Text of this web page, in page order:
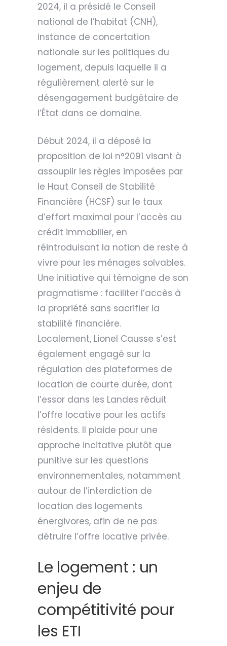
2024, il a présidé le Conseil
national de l’habitat (CNH),
instance de concertation
nationale sur les politiques du
logement, depuis laquelle il a
régulièrement alerté sur le
désengagement budgétaire de
l’État dans ce domaine.
Début 2024, il a déposé la
proposition de loi n°2091 visant à
assouplir les règles imposées par
le Haut Conseil de Stabilité
Financière (HCSF) sur le taux
d’effort maximal pour l’accès au
crédit immobilier, en
réintroduisant la notion de reste à
vivre pour les ménages solvables.
Une initiative qui témoigne de son
pragmatisme : faciliter l’accès à
la propriété sans sacrifier la
stabilité financière.
Localement, Lionel Causse s’est
également engagé sur la
régulation des plateformes de
location de courte durée, dont
l’essor dans les Landes réduit
l’offre locative pour les actifs
résidents. Il plaide pour une
approche incitative plutôt que
punitive sur les questions
environnementales, notamment
autour de l’interdiction de
location des logements
énergivores, afin de ne pas
détruire l’offre locative privée.
Le logement : un
enjeu de
compétitivité pour
les ETI